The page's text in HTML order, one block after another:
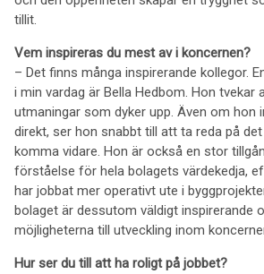
tillit.
Vem inspireras du mest av i koncernen?
– Det finns många inspirerande kollegor.
i min vardag är Bella Hedbom. Hon tvekar
utmaningar som dyker upp. Även om hon
direkt, ser hon snabbt till att ta reda på
komma vidare. Hon är också en stor
förståelse för hela bolagets värdekedja,
har jobbat mer operativt ute i
bolaget är dessutom väldigt inspirerande
möjligheterna till utveckling inom
Hur ser du till att ha roligt på jobbet?